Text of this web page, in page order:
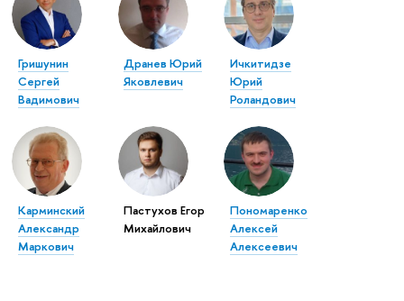
Гришунин
Сергей
Вадимович
Дранев Юрий
Яковлевич
Ичкитидзе
Юрий
Роландович
Карминский
Александр
Маркович
Пастухов Егор
Михайлович
Пономаренко
Алексей
Алексеевич